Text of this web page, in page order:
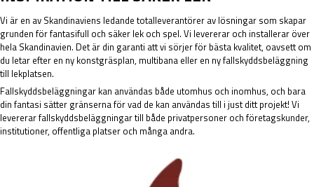
Vi är en av Skandinaviens ledande totalleverantörer av lösningar som skapar
grunden för fantasifull och säker lek och spel. Vi levererar och installerar över
hela Skandinavien. Det är din garanti att vi sörjer för bästa kvalitet, oavsett om
du letar efter en ny konstgräsplan, multibana eller en ny fallskyddsbeläggning
till lekplatsen.
Fallskyddsbeläggningar kan användas både utomhus och inomhus, och bara
din fantasi sätter gränserna för vad de kan användas till i just ditt projekt! Vi
levererar fallskyddsbeläggningar till både privatpersoner och företagskunder,
institutioner, offentliga platser och många andra.